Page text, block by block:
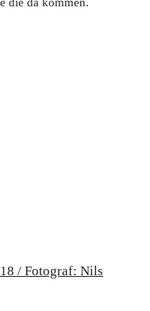
die da kommen.